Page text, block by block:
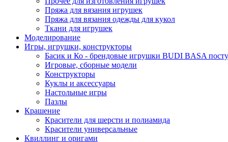
Пряжа для вязания игрушек
Пряжа для вязания одежды для кукол
Ткани для игрушек
Моделирование
Игры, игрушки, конструкторы
Басик и Ко - брендовые игрушки BUDI BASA
Игровые, сборные модели
Конструкторы
Куклы и аксессуары
Настольные игры
Пазлы
Крашение
Красители для шерсти и полиамида
Красители универсальные
Квиллинг и оригами